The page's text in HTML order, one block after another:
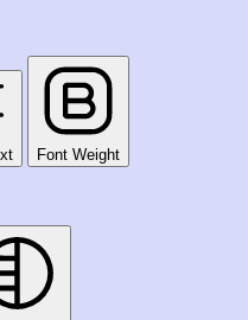
Font Weight